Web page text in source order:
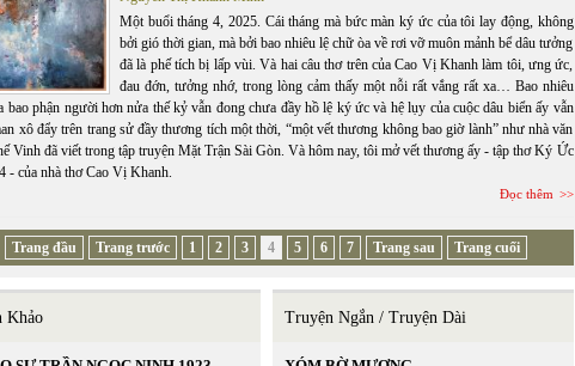
Một buổi tháng 4, 2025. Cái tháng mà bức màn ký ức của tôi lay động, không
bởi gió thời gian, mà bởi bao nhiêu lệ chữ òa về rơi vỡ muôn mảnh bể dâu tưởng
đã là phế tích bị lấp vùi. Và hai câu thơ trên của Cao Vị Khanh làm tôi, ưng ức,
đau đớn, tưởng nhớ, trong lòng cảm thấy một nỗi rất vắng rất xa… Bao nhiêu
bao phận người hơn nửa thế kỷ vẫn đong chưa đầy hồ lệ ký ức và hệ lụy của cuộc dâu biển ấy vẫn
xô đẩy trên trang sử đầy thương tích một thời, “một vết thương không bao giờ lành” như nhà văn
Vinh đã viết trong tập truyện Mặt Trận Sài Gòn. Và hôm nay, tôi mở vết thương ấy - tập thơ Ký Ức
- của nhà thơ Cao Vị Khanh.
Đọc thêm
Trang đầu Trang trước 1 2 3 4 5 6 7 Trang sau Trang cuối
Khảo Truyện Ngắn / Truyện Dài